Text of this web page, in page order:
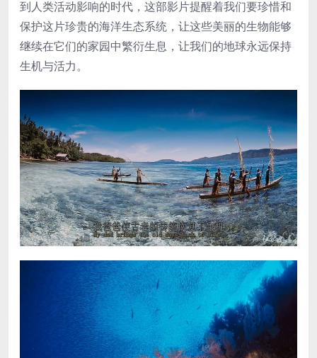
到人类活动影响的时代，这部影片提醒着我们要珍惜和
保护这片珍贵的海洋生态系统，让这些美丽的生物能够
继续在它们的家园中繁衍生息，让我们的地球永远保持
生机与活力。